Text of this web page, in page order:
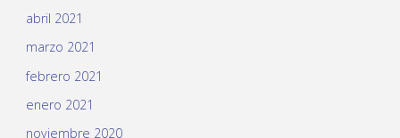
abril 2021
marzo 2021
febrero 2021
enero 2021
noviembre 2020